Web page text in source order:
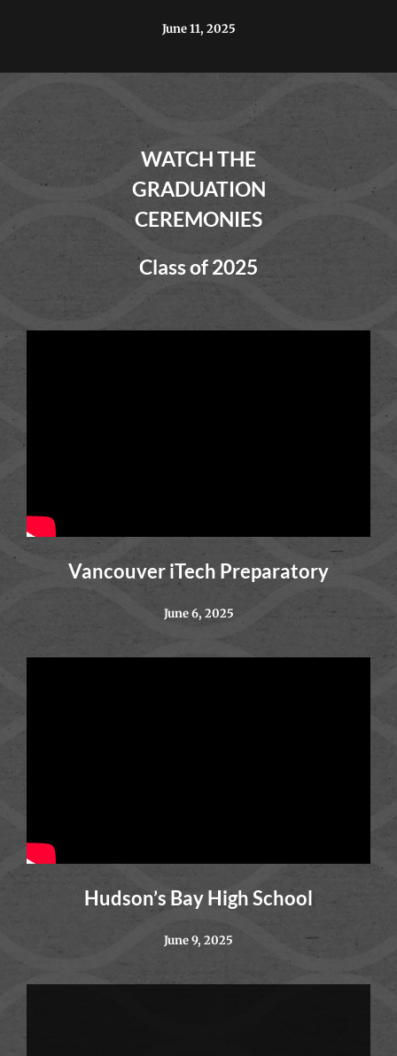
June 11, 2025
WATCH THE
GRADUATION
CEREMONIES
Class of 2025
Vancouver iTech Preparatory
June 6, 2025
Hudson’s Bay High School
June 9, 2025